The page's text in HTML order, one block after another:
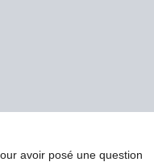
avoir posé une question